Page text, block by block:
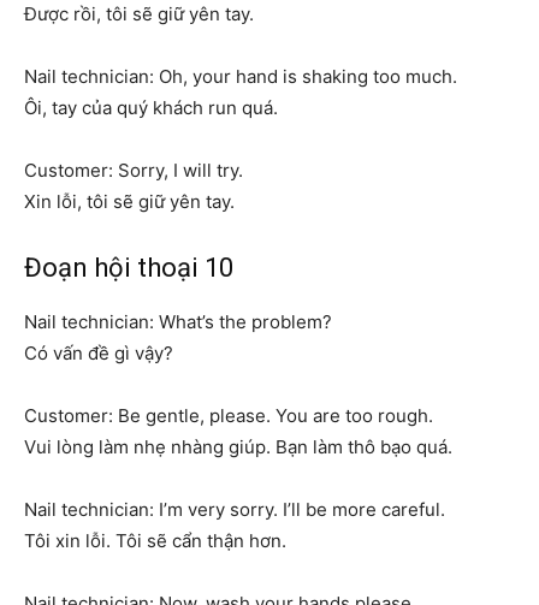
Được rồi, tôi sẽ giữ yên tay.
Nail technician: Oh, your hand is shaking too much.
Ôi, tay của quý khách run quá.
Customer: Sorry, I will try.
Xin lỗi, tôi sẽ giữ yên tay.
Đoạn hội thoại 10
Nail technician: What’s the problem?
Có vấn đề gì vậy?
Customer: Be gentle, please. You are too rough.
Vui lòng làm nhẹ nhàng giúp. Bạn làm thô bạo quá.
Nail technician: I’m very sorry. I’ll be more careful.
Tôi xin lỗi. Tôi sẽ cẩn thận hơn.